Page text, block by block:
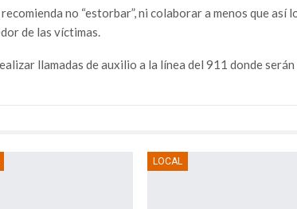
no “estorbar”, ni colaborar a menos que así
de las víctimas.
llamadas de auxilio a la línea del 911 donde serán
LOCAL